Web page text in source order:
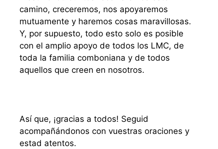
camino, creceremos, nos apoyaremos
mutuamente y haremos cosas maravillosas.
Y, por supuesto, todo esto solo es posible
con el amplio apoyo de todos los LMC, de
toda la familia comboniana y de todos
aquellos que creen en nosotros.
Así que, ¡gracias a todos! Seguid
acompañándonos con vuestras oraciones y
estad atentos.